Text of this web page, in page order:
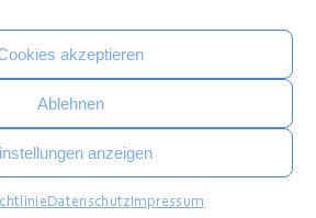
akzeptieren
Ablehnen
anzeigen
DatenschutzImpressum